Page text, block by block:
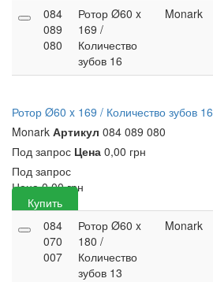
084
089
080
Ротор Ø60 x
169 /
Количество
зубов 16
Monark
Ротор Ø60 x 169 / Количество зубов 16
Monark Артикул 084 089 080
Под запрос Цена 0,00 грн
Под запрос
Цена 0,00грн
Купить
084
070
007
Ротор Ø60 x
180 /
Количество
зубов 13
Monark